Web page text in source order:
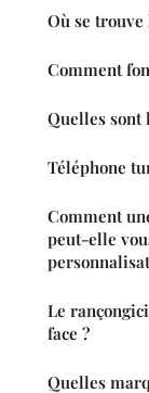
Où se trouve
Comment
Quelles sont
Téléphone
Comment
peut-elle
Le
face ?
Quelles